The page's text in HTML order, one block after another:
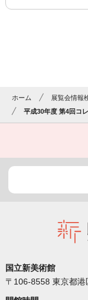
ホーム
展覧会情報
平成30年度 第4回コ
国立新美術館
〒106-8558 東京都